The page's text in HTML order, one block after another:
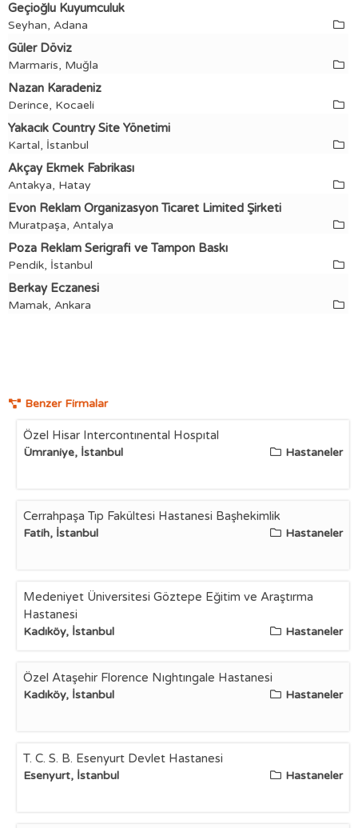
Geçioğlu Kuyumculuk
Seyhan, Adana
Güler Döviz
Marmaris, Muğla
Nazan Karadeniz
Derince, Kocaeli
Yakacık Country Site Yönetimi
Kartal, İstanbul
Akçay Ekmek Fabrikası
Antakya, Hatay
Evon Reklam Organizasyon Ticaret Limited Şirketi
Muratpaşa, Antalya
Poza Reklam Serigrafi ve Tampon Baskı
Pendik, İstanbul
Berkay Eczanesi
Mamak, Ankara
Benzer Firmalar
Özel Hisar Intercontınental Hospıtal
Ümraniye, İstanbul Hastaneler
Cerrahpaşa Tıp Fakültesi Hastanesi Başhekimlik
Fatih, İstanbul Hastaneler
Medeniyet Üniversitesi Göztepe Eğitim ve Araştırma
Hastanesi
Kadıköy, İstanbul Hastaneler
Özel Ataşehir Florence Nıghtıngale Hastanesi
Kadıköy, İstanbul Hastaneler
T. C. S. B. Esenyurt Devlet Hastanesi
Esenyurt, İstanbul Hastaneler